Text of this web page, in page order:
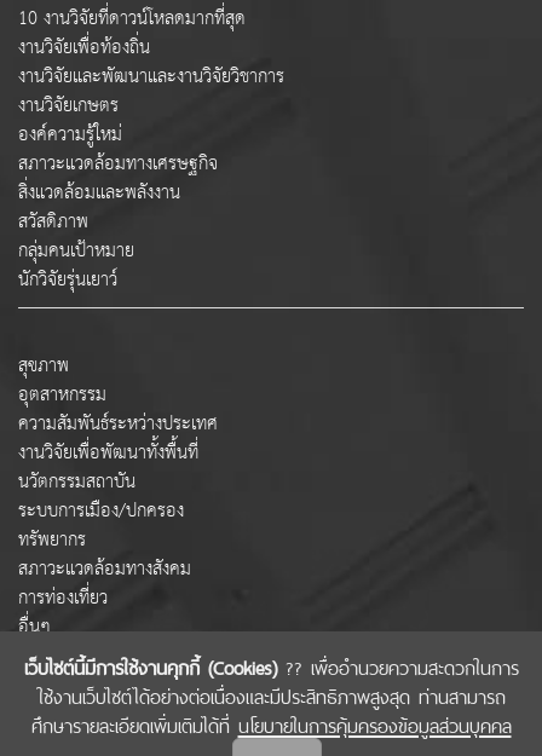
เว็บไซต์นี้มีการใช้งานคุกกี้ (Cookies)?? เพื่ออำนวยความสะดวกในการ
ใช้งานเว็บไซต์ได้อย่างต่อเนื่องและมีประสิทธิภาพสูงสุด ท่านสามารถ
ศึกษารายละเอียดเพิ่มเติมได้ที่ นโยบายในการคุ้มครองข้อมูลส่วนบุคคล
10 งานวิจัยที่ดาวน์โหลดมากที่สุด
งานวิจัยเพื่อท้องถิ่น
งานวิจัยและพัฒนาและงานวิจัยวิชาการ
งานวิจัยเกษตร
องค์ความรู้ใหม่
สภาวะแวดล้อมทางเศรษฐกิจ
สิ่งแวดล้อมและพลังงาน
สวัสดิภาพ
กลุ่มคนเป้าหมาย
นักวิจัยรุ่นเยาว์
สุขภาพ
อุตสาหกรรม
ความสัมพันธ์ระหว่างประเทศ
งานวิจัยเพื่อพัฒนาทั้งพื้นที่
นวัตกรรมสถาบัน
ระบบการเมือง/ปกครอง
ทรัพยากร
สภาวะแวดล้อมทางสังคม
การท่องเที่ยว
อื่นๆ
COPYRIGHT © 2022 สำนักงานคณะกรรมการส่งเสริมวิทยาศาสตร์ วิจัยและนวัตกรรม
(สกสว.)